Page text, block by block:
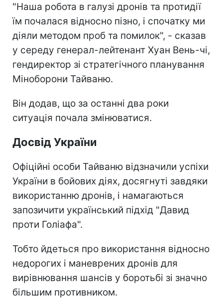
"Наша робота в галузі дронів та протидії
їм почалася відносно пізно, і спочатку ми
діяли методом проб та помилок", - сказав
у середу генерал-лейтенант Хуан Вень-чі,
гендиректор зі стратегічного планування
Міноборони Тайваню.
Він додав, що за останні два роки
ситуація почала змінюватися.
Досвід України
Офіційні особи Тайваню відзначили успіхи
України в бойових діях, досягнуті завдяки
використанню дронів, і намагаються
запозичити український підхід "Давид
проти Голіафа".
Тобто йдеться про використання відносно
недорогих і маневрених дронів для
вирівнювання шансів у боротьбі зі значно
більшим противником.